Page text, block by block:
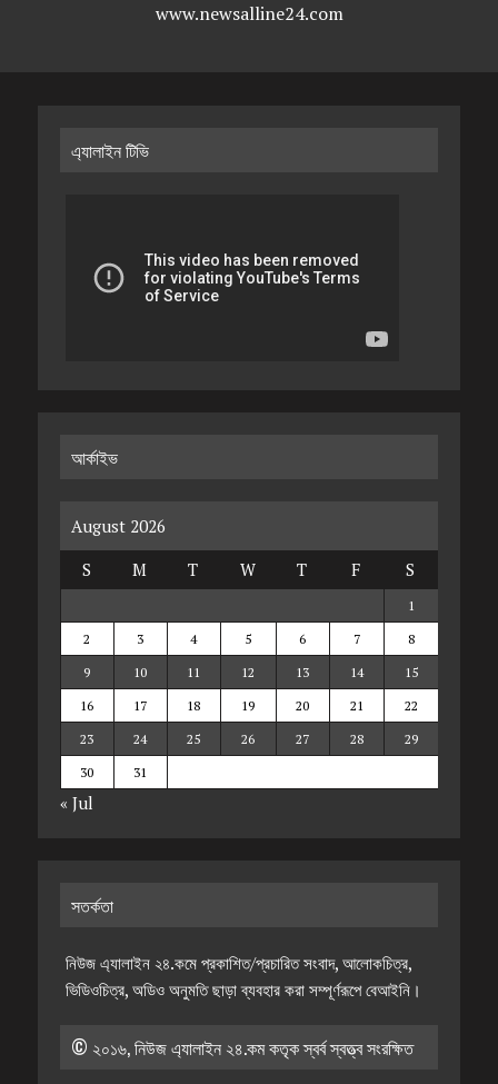
www.newsalline24.com
এ্যালাইন টিভি
আর্কাইভ
August 2026
S
M T W T F S
1
2
3 4 5 6 7
8
9
10 11 12 13 14
15
16
17 18 19 20 21
22
23
24 25 26 27 28
29
30
31
« Jul
সতর্কতা
নিউজ এ্যালাইন ২৪.কমে প্রকাশিত/প্রচারিত সংবাদ, আলোকচিত্র,
ভিডিওচিত্র, অডিও অনুমতি ছাড়া ব্যবহার করা সম্পূর্ণরূপে বেআইনি।
© ২০১৬, নিউজ এ্যালাইন ২৪.কম কতৃক স্বর্ব স্বত্ত্ব সংরক্ষিত